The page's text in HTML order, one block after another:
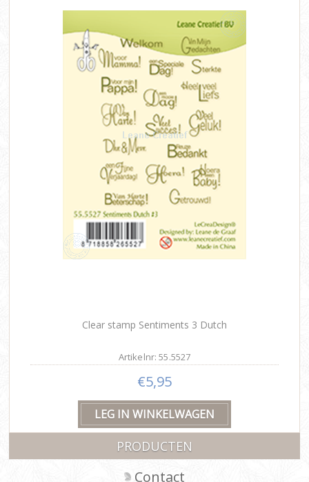
Clear stamp Sentiments 3 Dutch
Artikelnr: 55.5527
€5,95
PRODUCTEN
Contact